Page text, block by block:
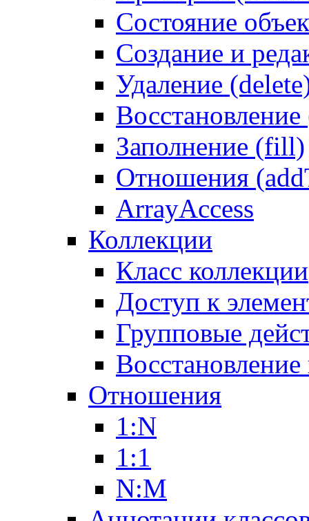
Состояние
Создание и
Удаление
Заполнение (fill)
Отношения
ArrayAccess
Коллекции
Класс коллекции
Доступ к
Групповые
Отношения
1:N
1:1
N:M